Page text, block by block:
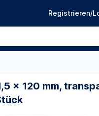
Registrieren/
10
Zurück zu den
x 120 mm,